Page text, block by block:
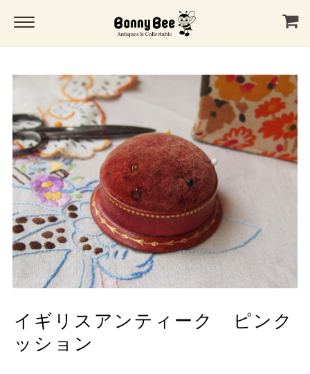
イギリスアンティーク ピンク
ッション